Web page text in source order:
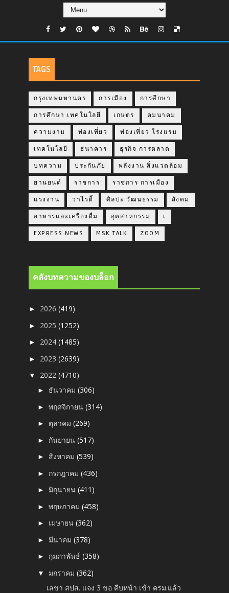
TAGS
กรุงเทพมหานคร การเมือง การศึกษา
การศึกษา เทคโนโลยี เกษตร คมนาคม
ความงาม ท่องเที่ยว ท่องเที่ยว โรงแรม
เทคโนโลยี ธนาคาร ธุรกิจ การตลาด
บทความ ประกันภัย พลังงาน สิ่งแวดล้อม
ยานยนต์ ราชการ ราชการ การเมือง
แรงงาน วาไรตี้ ศิลปะ วัฒนธรรม สังคม
อาหารและเครื่องดื่ม อุตสาหกรรม เ
EXPRESS NEWS MSK TALK ZOOM
คลังบทความของบล็อก
► 2026(419)
► 2025(1252)
► 2024(1485)
► 2023(2639)
▼ 2022(4710)
► ธันวาคม(306)
►พฤศจิกายน(314)
► ตุลาคม(269)
► กันยายน(517)
► สิงหาคม(539)
► กรกฎาคม(436)
► มิถุนายน(411)
►พฤษภาคม(458)
► เมษายน(362)
► มีนาคม(378)
► กุมภาพันธ์(358)
▼ มกราคม(362)
เลขา สปส. แจง 3 ขอ คืบหน้า เข้า ครม.แล้ว